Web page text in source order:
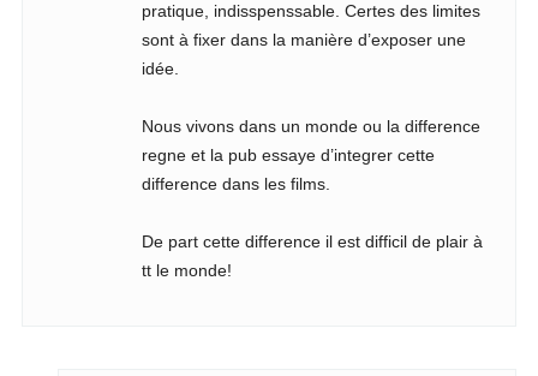
pratique, indisspenssable. Certes des limites
sont à fixer dans la manière d’exposer une
idée.
Nous vivons dans un monde ou la difference
regne et la pub essaye d’integrer cette
difference dans les films.
De part cette difference il est difficil de plair à
tt le monde!